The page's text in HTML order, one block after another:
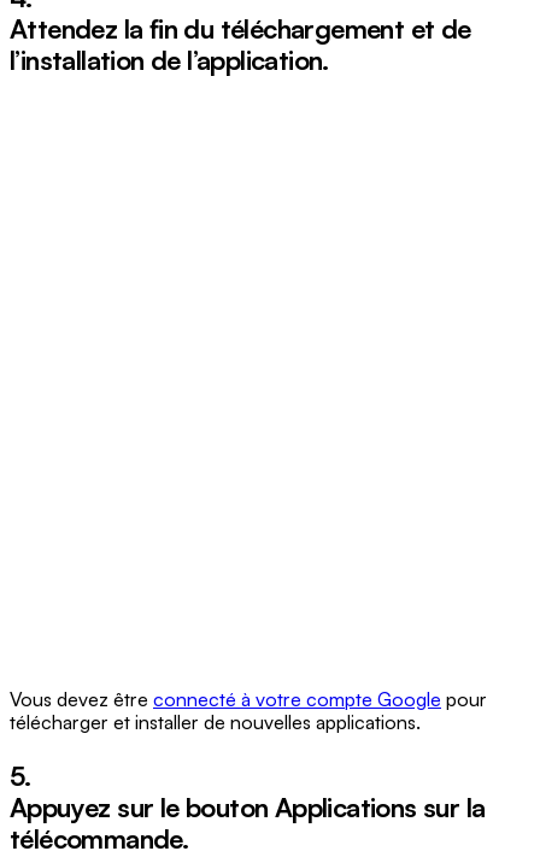
Attendez la fin du téléchargement et de
l’installation de l’application.
Vous devez être connecté à votre compte Google pour
télécharger et installer de nouvelles applications.
5.
Appuyez sur le bouton Applications sur la
télécommande.